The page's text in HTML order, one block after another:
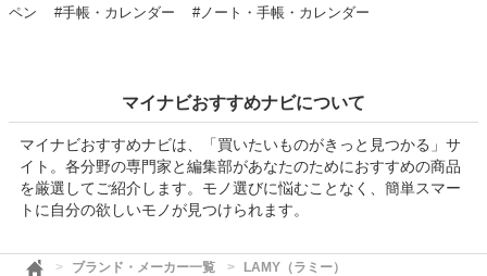
ペン
#手帳・カレンダー #ノート・手帳・カレンダー
マイナビおすすめナビについて
マイナビおすすめナビは、「買いたいものがきっと見つかる」サ
イト。各分野の専門家と編集部があなたのためにおすすめの商品
を厳選してご紹介します。モノ選びに悩むことなく、簡単スマー
トに自分の欲しいモノが見つけられます。
ブランド・メーカー一覧 LAMY（ラミー）